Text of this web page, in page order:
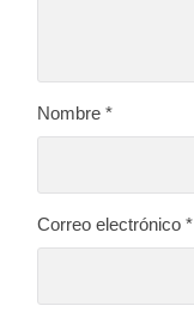
Nombre*
Correo electrónico*